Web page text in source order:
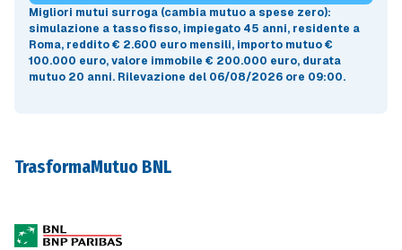
Migliori mutui surroga (cambia mutuo a spese zero):
simulazione a tasso fisso, impiegato 45 anni, residente a
Roma, reddito € 2.600 euro mensili, importo mutuo€
100.000 euro, valore immobile € 200.000 euro, durata
mutuo 20 anni. Rilevazione del 06/08/2026 ore 09:00.
TrasformaMutuo BNL